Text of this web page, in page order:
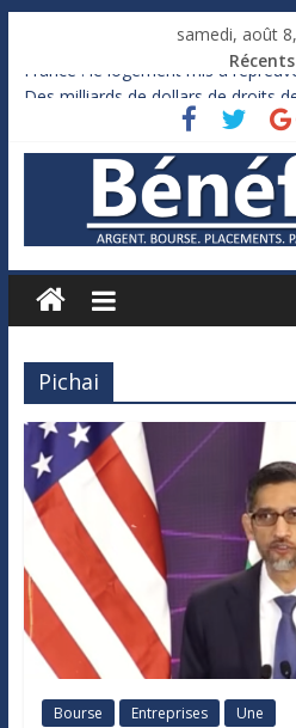
samedi, août
France : le logement mis à
Des milliards de dollars de droits
Royaume-Uni : Andy Burnham
Xavier Niel, le milliardaire qui ne
Ruée des fortunes russes vers
Pichai
Bourse Entreprises Une